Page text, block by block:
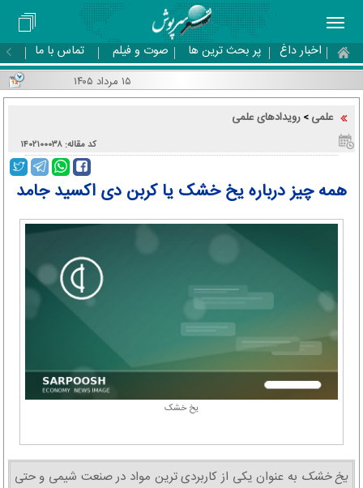
اخبار داغ پر بحث ترین ها صوت و فیلم تماس با ما
علمی > رویدادهای علمی
کد مقاله: ۱۴۰۲۱۰۰۰۳۸
همه چیز درباره یخ خشک یا کربن دی اکسید جامد
یخ خشک
یخ خشک به عنوان یکی از کاربردی ترین مواد در صنعت شیمی و حتی